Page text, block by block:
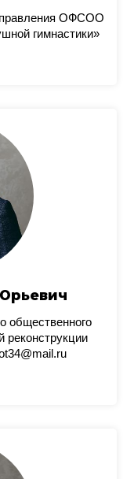
ОФСОО
гимнастики»
общественного
реконструкции